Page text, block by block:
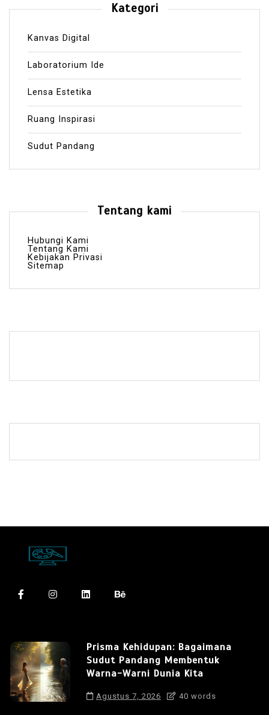
Kategori
Kanvas Digital
Laboratorium Ide
Lensa Estetika
Ruang Inspirasi
Sudut Pandang
Tentang kami
Hubungi Kami
Tentang Kami
Kebijakan Privasi
Sitemap
Prisma Kehidupan: Bagaimana
Sudut Pandang Membentuk
Warna-Warni Dunia Kita
Agustus 7, 2026 40 words